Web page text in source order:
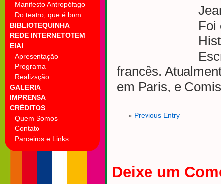
Manifesto Antropófago
Do teatro, que é bom
BIBLIOTEQUINHA
REDE INTERNETOTEM
EIA!
Apresentação
Programa
Realização
GALERIA
IMPRENSA
CRÉDITOS
Quem Somos
Contato
Parceiros e Links
Foi
francês.
em Paris, e
« Previous Entry
Deixe um